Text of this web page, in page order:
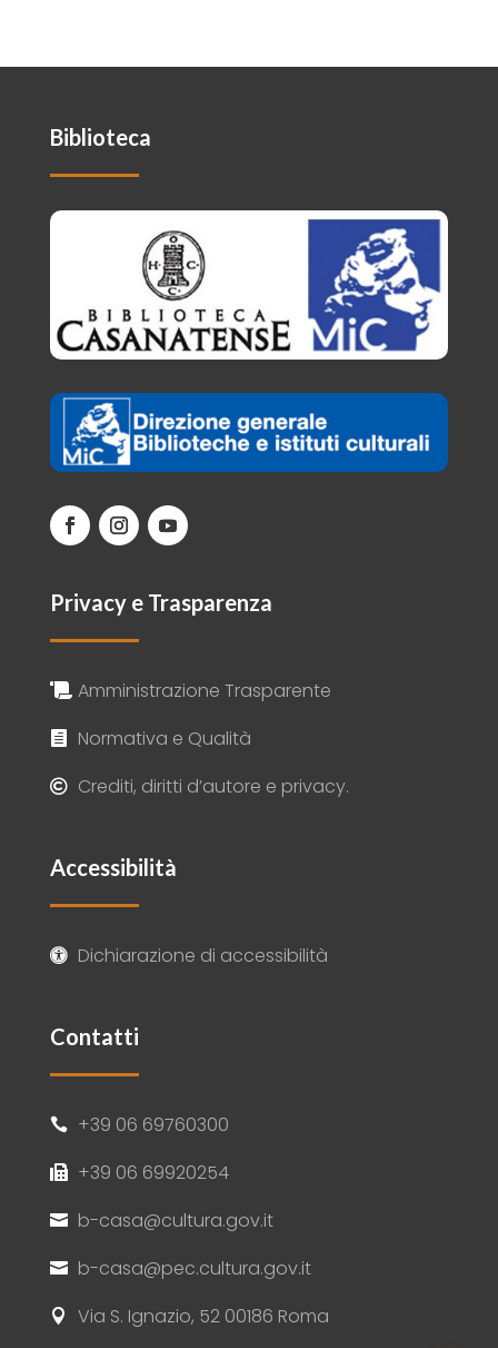
Biblioteca
Privacy e Trasparenza
 Amministrazione Trasparente
 Normativa e Qualità
 Crediti, diritti d’autore e privacy.
Accessibilità
 Dichiarazione di accessibilità
Contatti
 +39 06 69760300
 +39 06 69920254
 b-casa@cultura.gov.it
 b-casa@pec.cultura.gov.it
 Via S. Ignazio, 52 00186 Roma